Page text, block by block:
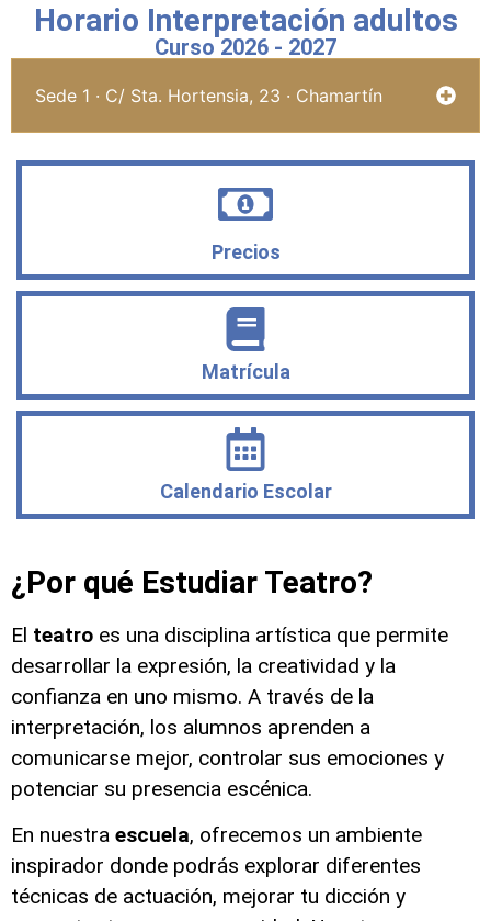
Horario Interpretación adultos
Curso 2026 - 2027
Sede 1 · C/ Sta. Hortensia, 23 · Chamartín
Precios
Matrícula
Calendario Escolar
¿Por qué Estudiar Teatro?
El teatro es una disciplina artística que permite
desarrollar la expresión, la creatividad y la
confianza en uno mismo. A través de la
interpretación, los alumnos aprenden a
comunicarse mejor, controlar sus emociones y
potenciar su presencia escénica.
En nuestra escuela, ofrecemos un ambiente
inspirador donde podrás explorar diferentes
técnicas de actuación, mejorar tu dicción y